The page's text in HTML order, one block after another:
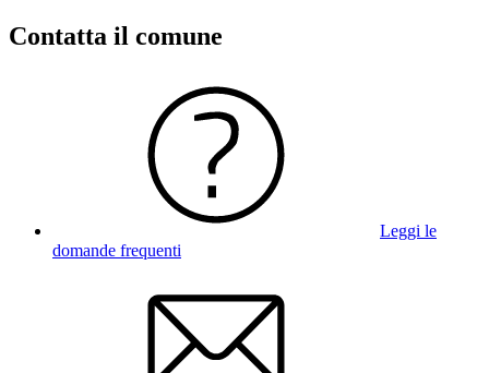
Contatta il comune
Leggi le
domande frequenti